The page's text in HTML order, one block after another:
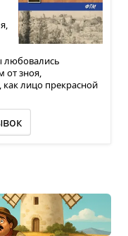
любовались
от зноя,
лицо прекрасной